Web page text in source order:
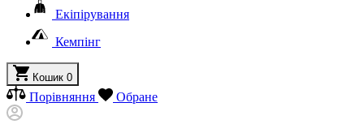
Екіпірування
Кемпінг
Кошик 0
Порівняння Обране